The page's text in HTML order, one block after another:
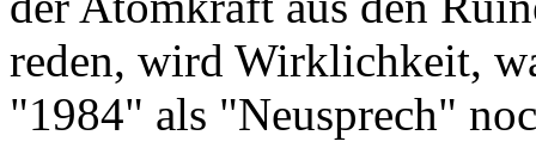
reden, wird Wirklichkeit,
"1984" als "Neusprech"